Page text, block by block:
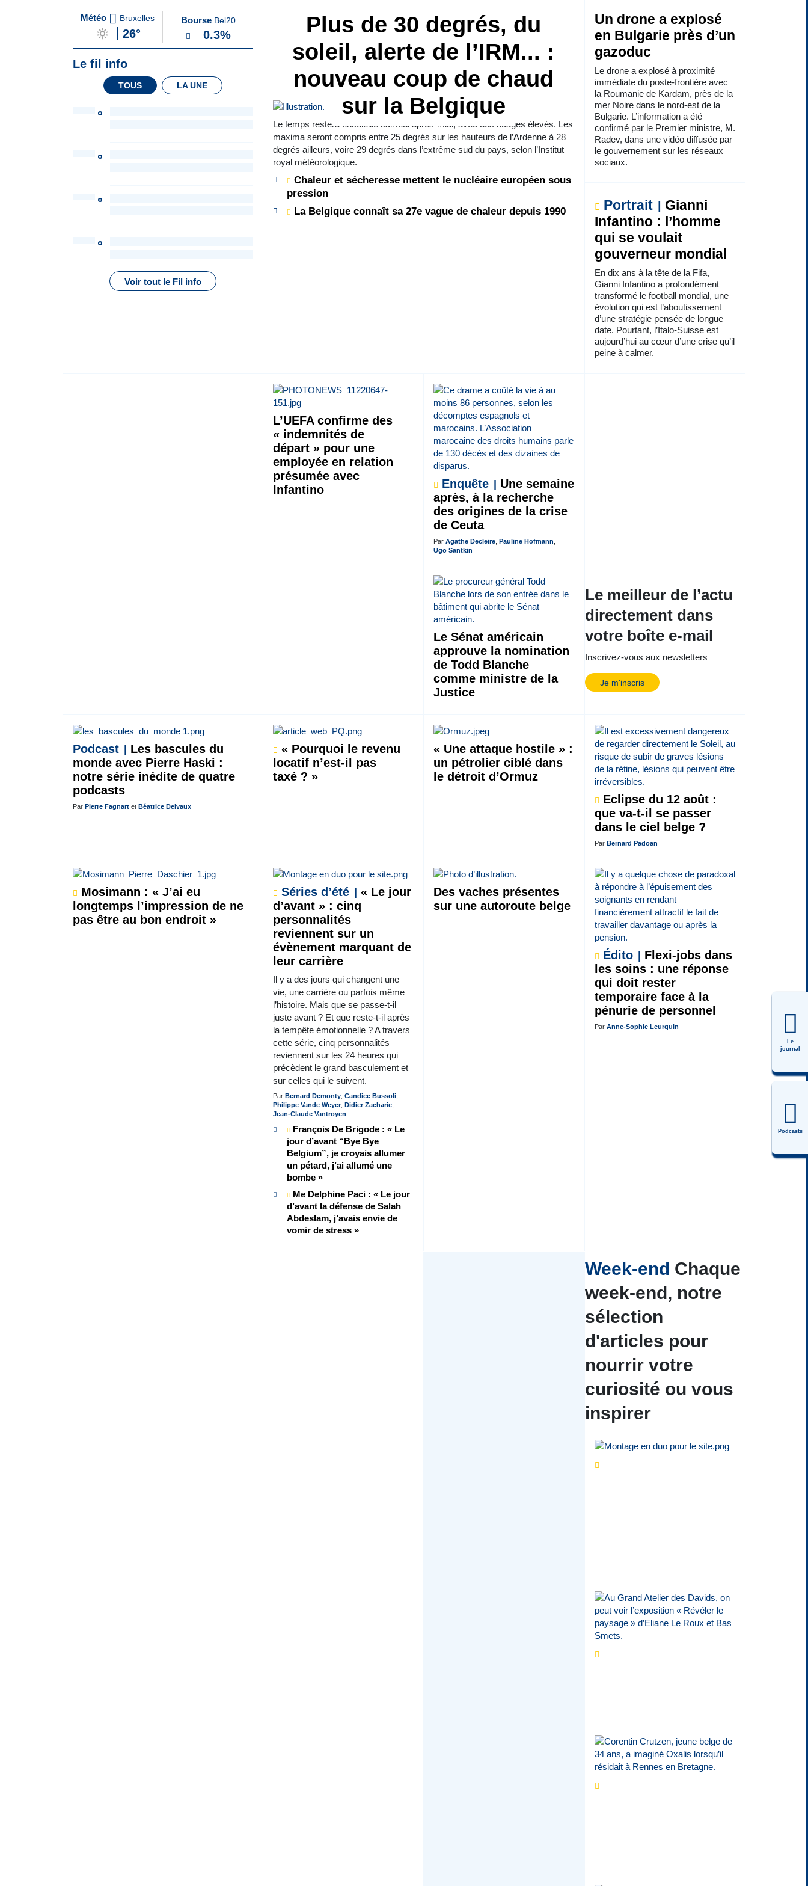
Le
journal
Podcasts
du Soir
Une
Plus de 30 degrés, du
soleil, alerte de l’IRM... :
nouveau coup de chaud
sur la Belgique
Le temps restera ensoleillé samedi après-midi, avec des nuages élevés. Les
maxima seront compris entre 25 degrés sur les hauteurs de l’Ardenne à 28
degrés ailleurs, voire 29 degrés dans l’extrême sud du pays, selon l’Institut
royal météorologique.
Chaleur et sécheresse mettent le nucléaire européen sous
pression
La Belgique connaît sa 27e vague de chaleur depuis 1990
Un drone a explosé
en Bulgarie près d’un
gazoduc
Le drone a explosé à proximité
immédiate du poste-frontière avec
la Roumanie de Kardam, près de la
mer Noire dans le nord-est de la
Bulgarie. L’information a été
confirmé par le Premier ministre, M.
Radev, dans une vidéo diffusée par
le gouvernement sur les réseaux
sociaux.
Portrait
Gianni
Infantino : l’homme
qui se voulait
gouverneur mondial
En dix ans à la tête de la Fifa,
Gianni Infantino a profondément
transformé le football mondial, une
évolution qui est l’aboutissement
d’une stratégie pensée de longue
date. Pourtant, l’Italo-Suisse est
aujourd’hui au cœur d’une crise qu’il
peine à calmer.
L’UEFA confirme des
« indemnités de
départ » pour une
employée en relation
présumée avec
Infantino
Enquête
Une semaine
après, à la recherche
des origines de la crise
de Ceuta
ParAgathe Decleire ,Pauline Hofmann
Ugo Santkin
Le Sénat américain
approuve la nomination
de Todd Blanche
comme ministre de la
Justice
Météo Bruxelles
26°
Bourse Bel20
0.3%
Le fil info
LA UNE
TOUS
Voir tout le Fil info
Le meilleur de l’actu
directement dans
votre boîte e-mail
Inscrivez-vous aux newsletters
Je m'inscris
Podcast
Les bascules du
monde avec Pierre Haski :
notre série inédite de quatre
podcasts
Par Pierre Fagnartet Béatrice Delvaux
« Pourquoi le revenu
locatif n’est-il pas
taxé ? »
« Une attaque hostile » :
un pétrolier ciblé dans
le détroit d’Ormuz
Eclipse du 12 août :
que va-t-il se passer
dans le ciel belge ?
Par Bernard Padoan
Mosimann : « J’ai eu
longtemps l’impression de ne
pas être au bon endroit »
Séries d’été
« Le jour
d’avant » : cinq
personnalités
reviennent sur un
évènement marquant de
leur carrière
Il y a des jours qui changent une
vie, une carrière ou parfois même
l’histoire. Mais que se passe-t-il
juste avant ? Et que reste-t-il après
la tempête émotionnelle ? A travers
cette série, cinq personnalités
reviennent sur les 24 heures qui
précèdent le grand basculement et
sur celles qui le suivent.
Par Bernard Demonty, Candice Bussoli,
Philippe Vande Weyer, Didier Zacharie,
Jean-Claude Vantroyen
François De Brigode : « Le
jour d’avant “Bye Bye
Belgium”, je croyais allumer
un pétard, j’ai allumé une
bombe »
Me Delphine Paci : « Le jour
d’avant la défense de Salah
Abdeslam, j’avais envie de
vomir de stress »
Des vaches présentes
sur une autoroute belge
Édito
Flexi-jobs dans
les soins : une réponse
qui doit rester
temporaire face à la
pénurie de personnel
Par Anne-Sophie Leurquin
Week-end Chaque
week-end, notre
sélection
d'articles pour
nourrir votre
curiosité ou vous
inspirer